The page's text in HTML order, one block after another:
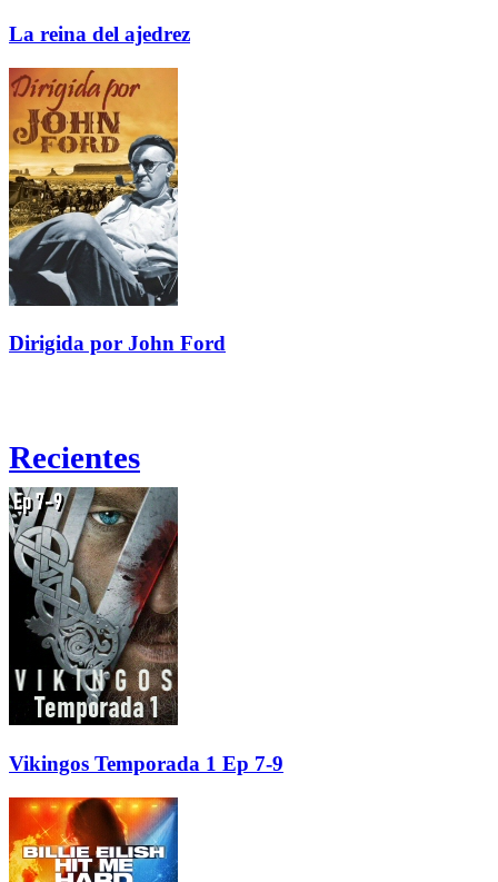
La reina del ajedrez
Dirigida por John Ford
Recientes
Vikingos Temporada 1 Ep 7-9